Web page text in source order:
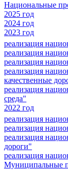
Национальные
2025 год
2024 год
2023 год
реализация
реализация
реализация
реализация
качественные
реализация
среда"
2022 год
реализация
реализация
реализация
дороги"
реализация
Муниципальные